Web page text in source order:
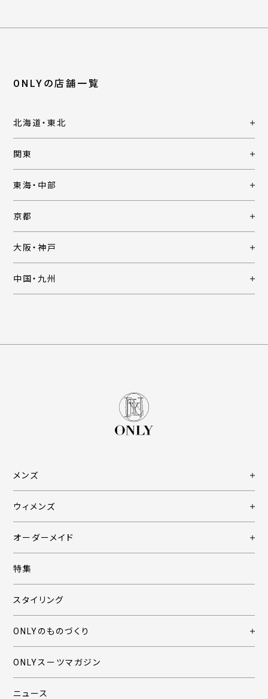
ONLYの店舗一覧
北海道・東北
関東
東海・中部
京都
大阪・神戸
中国・九州
メンズ
ウィメンズ
オーダーメイド
特集
スタイリング
ONLYのものづくり
ONLYスーツマガジン
ニュース